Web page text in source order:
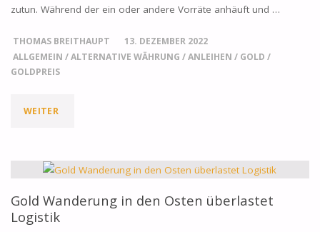
zutun. Während der ein oder andere Vorräte anhäuft und …
THOMAS BREITHAUPT
13. DEZEMBER 2022
ALLGEMEIN /ALTERNATIVE WÄHRUNG /ANLEIHEN / GOLD /
GOLDPREIS
WEITER"ZENTRALBANKEN
DIE
WELTWEITE
GOLDNACHFRAGE
Gold Wanderung in den Osten überlastet
Logistik